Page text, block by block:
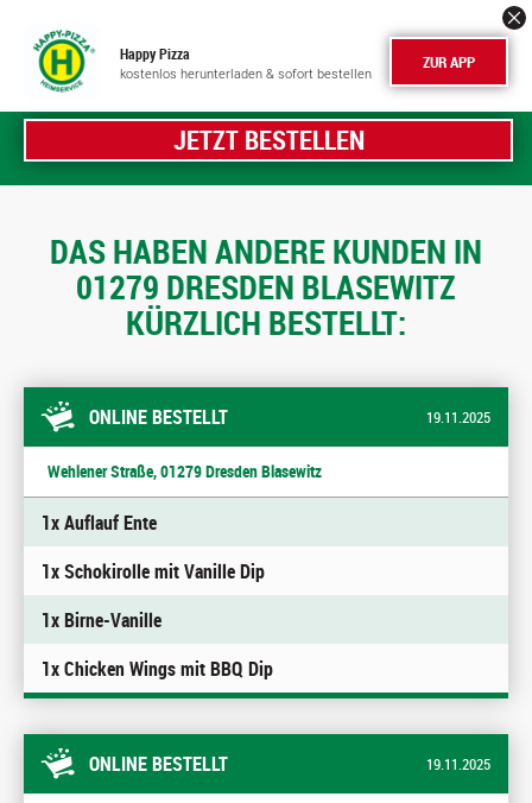
Happy Pizza
kostenlos herunterladen & sofort bestellen ZUR APP
JETZT BESTELLEN
DAS HABEN ANDERE KUNDEN IN
01279 DRESDEN BLASEWITZ
KÜRZLICH BESTELLT:
ONLINE BESTELLT 19.11.2025
Wehlener Straße, 01279 Dresden Blasewitz
1x Auflauf Ente
1x Schokirolle mit Vanille Dip
1x Birne-Vanille
1x Chicken Wings mit BBQ Dip
ONLINE BESTELLT 19.11.2025